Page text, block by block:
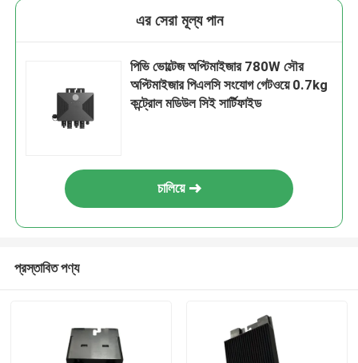
এর সেরা মূল্য পান
পিভি ভোল্টেজ অপ্টিমাইজার 780W সৌর
অপ্টিমাইজার পিএলসি সংযোগ গেটওয়ে 0.7kg
কন্ট্রোল মডিউল সিই সার্টিফাইড
চালিয়ে
প্রস্তাবিত পণ্য